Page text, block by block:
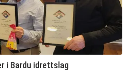
i Bardu idrettslag